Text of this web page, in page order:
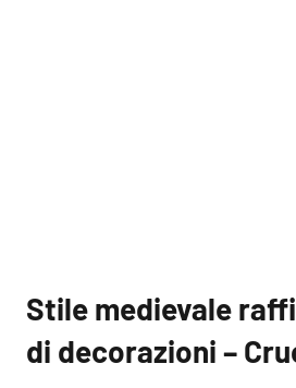
Stile medievale
di decorazioni –